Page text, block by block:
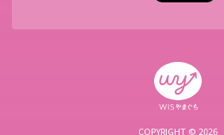
COPYRIGHT © 2026